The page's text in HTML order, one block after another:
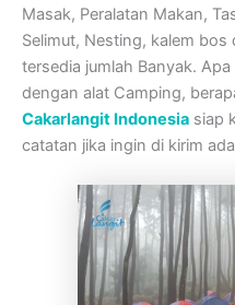
Masak, Peralatan Makan,
Selimut, Nesting, kalem
tersedia jumlah Banyak.
dengan alat Camping,
Cakarlangit Indonesia siap
catatan jika ingin di kirim